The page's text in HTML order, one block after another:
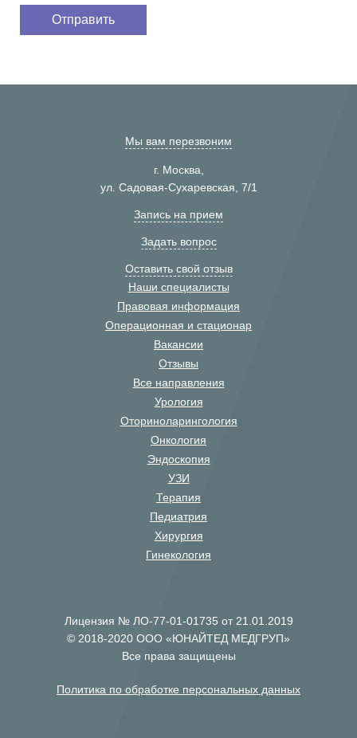
Мы вам перезвоним
г. Москва,
ул. Садовая-Сухаревская, 7/1
Запись на прием
Задать вопрос
Оставить свой отзыв
Наши специалисты
Правовая информация
Операционная и стационар
Вакансии
Отзывы
Все направления
Урология
Оториноларингология
Онкология
Эндоскопия
УЗИ
Терапия
Педиатрия
Хирургия
Гинекология
Лицензия № ЛО-77-01-01735 от 21.01.2019
© 2018-2020 ООО «ЮНАЙТЕД МЕДГРУП»
Все права защищены
Политика по обработке персональных данных